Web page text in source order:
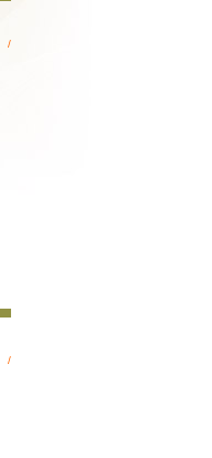
/
/